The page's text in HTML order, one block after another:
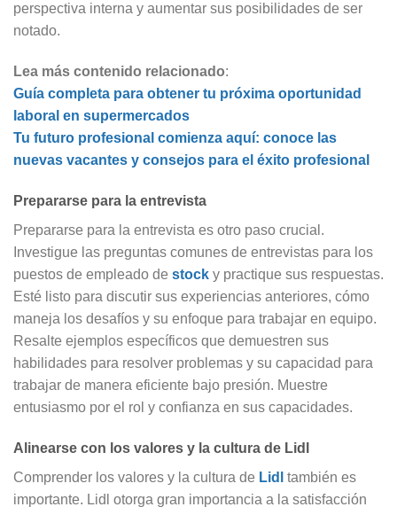
perspectiva interna y aumentar sus posibilidades de ser
notado.
Lea más contenido relacionado:
Guía completa para obtener tu próxima oportunidad
laboral en supermercados
Tu futuro profesional comienza aquí: conoce las
nuevas vacantes y consejos para el éxito profesional
Prepararse para la entrevista
Prepararse para la entrevista es otro paso crucial.
Investigue las preguntas comunes de entrevistas para los
puestos de empleado de stock y practique sus respuestas.
Esté listo para discutir sus experiencias anteriores, cómo
maneja los desafíos y su enfoque para trabajar en equipo.
Resalte ejemplos específicos que demuestren sus
habilidades para resolver problemas y su capacidad para
trabajar de manera eficiente bajo presión. Muestre
entusiasmo por el rol y confianza en sus capacidades.
Alinearse con los valores y la cultura de Lidl
Comprender los valores y la cultura de Lidl también es
importante. Lidl otorga gran importancia a la satisfacción